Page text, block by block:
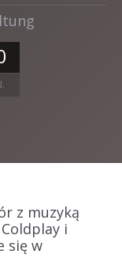
z muzyką
i
się w